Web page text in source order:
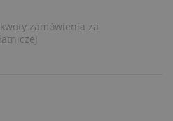
zamówienia za